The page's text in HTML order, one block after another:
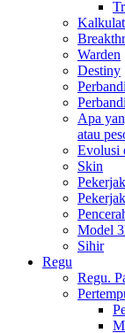
Warden
Destiny
Apa
atau
Evolusi
Skin
Model
Sihir
Regu
Regu.